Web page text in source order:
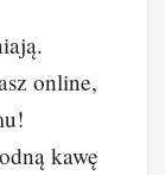
online,
kawę